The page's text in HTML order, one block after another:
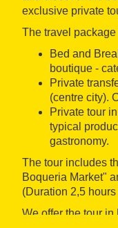
exclusive private
The travel
Bed and
boutique -
Private
(centre city).
Private tour
typical
gastronomy.
The tour includes
Boqueria Market"
(Duration 2,5
We offer the tour